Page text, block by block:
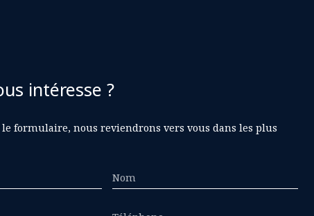
intéresse ?
formulaire, nous reviendrons vers vous dans les plus
Nom